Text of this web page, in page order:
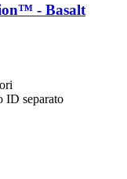
-​ Basalt
ID separato